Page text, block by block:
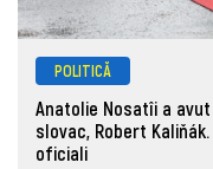
POLITICĂ
Anatolie Nosatîi a
slovac, Robert
oficiali